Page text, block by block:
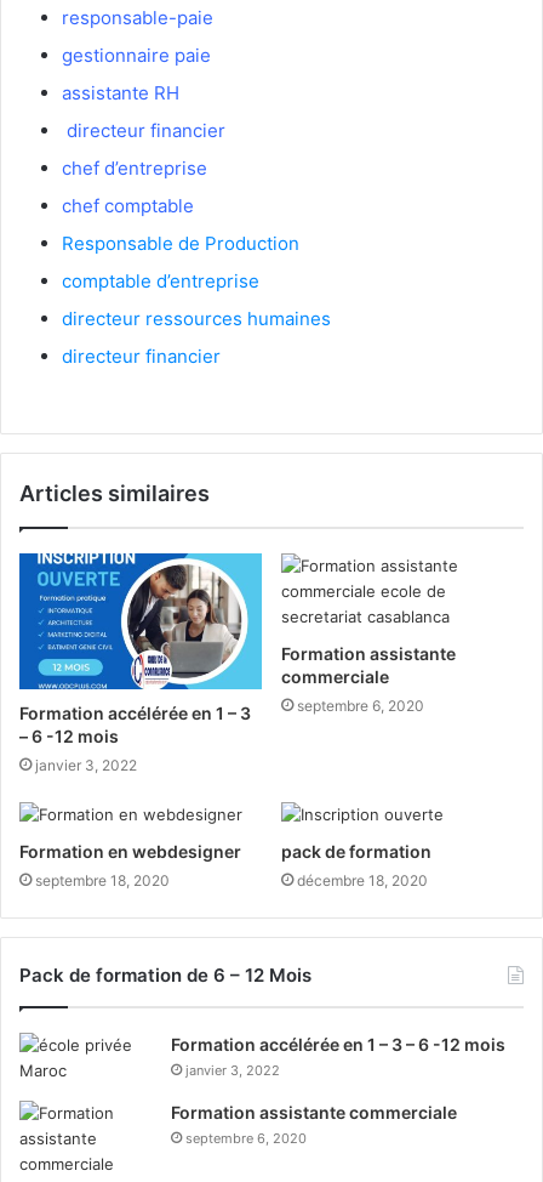
responsable-paie
gestionnaire paie
assistante RH
directeur financier
chef d’entreprise
chef comptable
Responsable de Production
comptable d’entreprise
directeur ressources humaines
directeur financier
Articles similaires
Formation accélérée en 1 – 3
– 6 -12 mois
janvier 3, 2022
Formation assistante
commerciale
septembre 6, 2020
Formation en webdesigner
septembre 18, 2020
pack de formation
décembre 18, 2020
Pack de formation de 6 – 12 Mois
Formation accélérée en 1 – 3 – 6 -12 mois
janvier 3, 2022
Formation assistante commerciale
septembre 6, 2020